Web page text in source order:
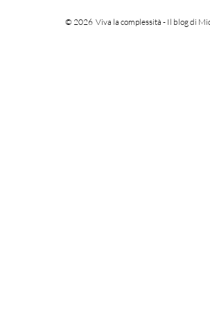
© 2026 Viva la complessità - Il blog di